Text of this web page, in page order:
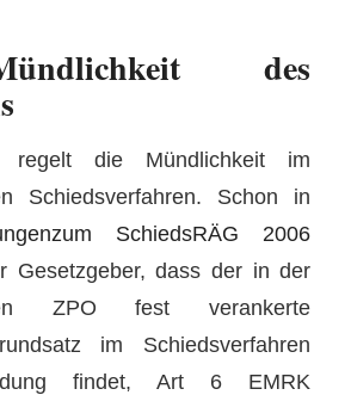
des
regelt die Mündlichkeit im
Schiedsverfahren. Schon in
SchiedsRÄG 2006
Gesetzgeber, dass der in der
ZPO fest verankerte
im Schiedsverfahren
findet, Art 6 EMRK